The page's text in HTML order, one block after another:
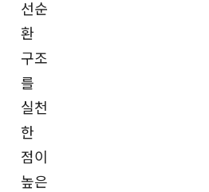
선순
환
구조
를
실천
한
점이
높은